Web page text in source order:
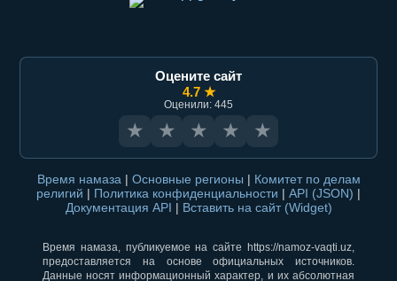
Оцените сайт
4.7 ★
Оценили: 445
★ ★ ★ ★ ★
Время намаза | Основные регионы | Комитет по делам
религий | Политика конфиденциальности | API (JSON) |
Документация API | Вставить на сайт (Widget)
Время намаза, публикуемое на сайте https://namoz-vaqti.uz,
предоставляется на основе официальных источников.
Данные носят информационный характер, и их абсолютная